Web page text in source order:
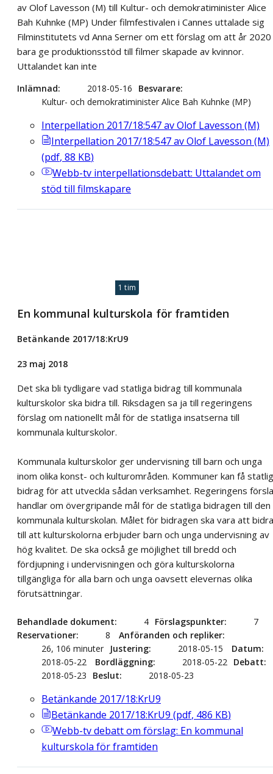
av Olof Lavesson (M) till Kultur- och demokratiminister Alice
Bah Kuhnke (MP) Under filmfestivalen i Cannes uttalade sig
Filminstitutets vd Anna Serner om ett förslag om att år 2020
bara ge produktionsstöd till filmer skapade av kvinnor.
Uttalandet kan inte
Inlämnad 2018-05-16
Besvarare
Kultur- och demokratiminister Alice Bah Kuhnke (MP)
Interpellation 2017/18:547 av Olof Lavesson (M)
Interpellation 2017/18:547 av Olof Lavesson (M)
(pdf, 88 KB)
Webb-tv interpellationsdebatt: Uttalandet om
stöd till filmskapare
1 tim
En kommunal kulturskola för framtiden
Betänkande 2017/18:KrU9
23 maj 2018
Det ska bli tydligare vad statliga bidrag till kommunala
kulturskolor ska bidra till. Riksdagen sa ja till regeringens
förslag om nationellt mål för de statliga insatserna till
kommunala kulturskolor.
Kommunala kulturskolor ger undervisning till barn och unga
inom olika konst- och kulturområden. Kommuner kan få
bidrag för att utveckla sådan verksamhet. Regeringens
handlar om övergripande mål för de statliga bidragen till den
kommunala kulturskolan. Målet för bidragen ska vara att bidra
till att kulturskolorna erbjuder barn och unga undervisning av
hög kvalitet. De ska också ge möjlighet till bredd och
fördjupning i undervisningen och göra kulturskolorna
tillgängliga för alla barn och unga oavsett elevernas olika
förutsättningar.
Behandlade dokument 4 Förslagspunkter
7
Reservationer
8
Anföranden och repliker
26, 106 minuter
Justering 2018-05-15
Datum
2018-05-22
Bordläggning 2018-05-22
Debatt
2018-05-23
Beslut 2018-05-23
Betänkande 2017/18:KrU9
Betänkande 2017/18:KrU9 (pdf, 486 KB)
Webb-tvdebatt om förslag: En kommunal
kulturskola för framtiden